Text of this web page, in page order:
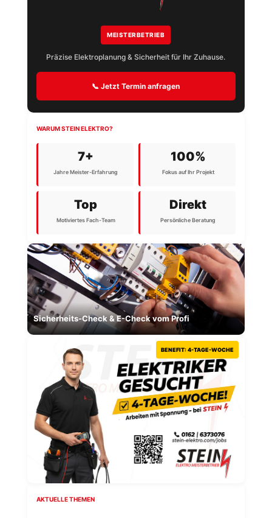
MEISTERBETRIEB
Präzise Elektroplanung & Sicherheit für Ihr Zuhause.
📞 Jetzt Termin anfragen
WARUM STEIN ELEKTRO?
7+
Jahre Meister-Erfahrung
100%
Fokus auf Ihr Projekt
Top
Motiviertes Fach-Team
Direkt
Persönliche Beratung
Sicherheits-Check & E-Check vom Profi
BENEFIT: 4-TAGE-WOCHE
AKTUELLE THEMEN